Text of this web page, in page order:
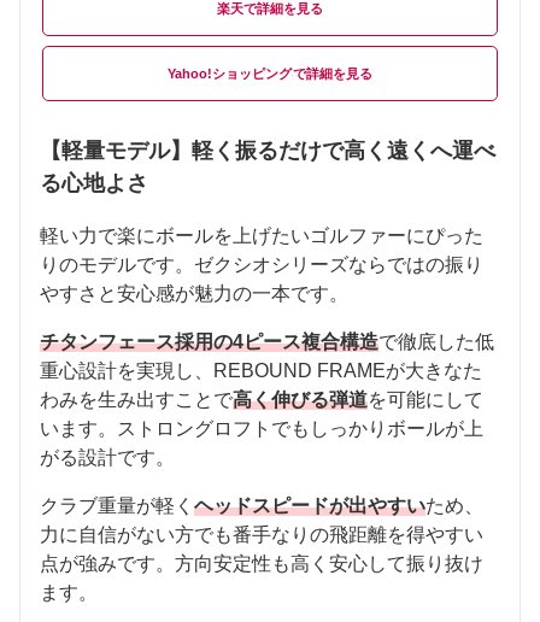
楽天
Yahoo!ショッピング
【軽量モデル】軽く振るだけで高く遠くへ運べ
る心地よさ
軽い力で楽にボールを上げたいゴルファーにぴった
りのモデルです。ゼクシオシリーズならではの振り
やすさと安心感が魅力の一本です。
チタンフェース採用の4ピース複合構造で徹底した低
重心設計を実現し、REBOUND FRAMEが大きなた
わみを生み出すことで高く伸びる弾道を可能にして
います。ストロングロフトでもしっかりボールが上
がる設計です。
クラブ重量が軽く ヘッドスピードが出やすいため、
力に自信がない方でも番手なりの飛距離を得やすい
点が強みです。方向安定性も高く安心して振り抜け
ます。